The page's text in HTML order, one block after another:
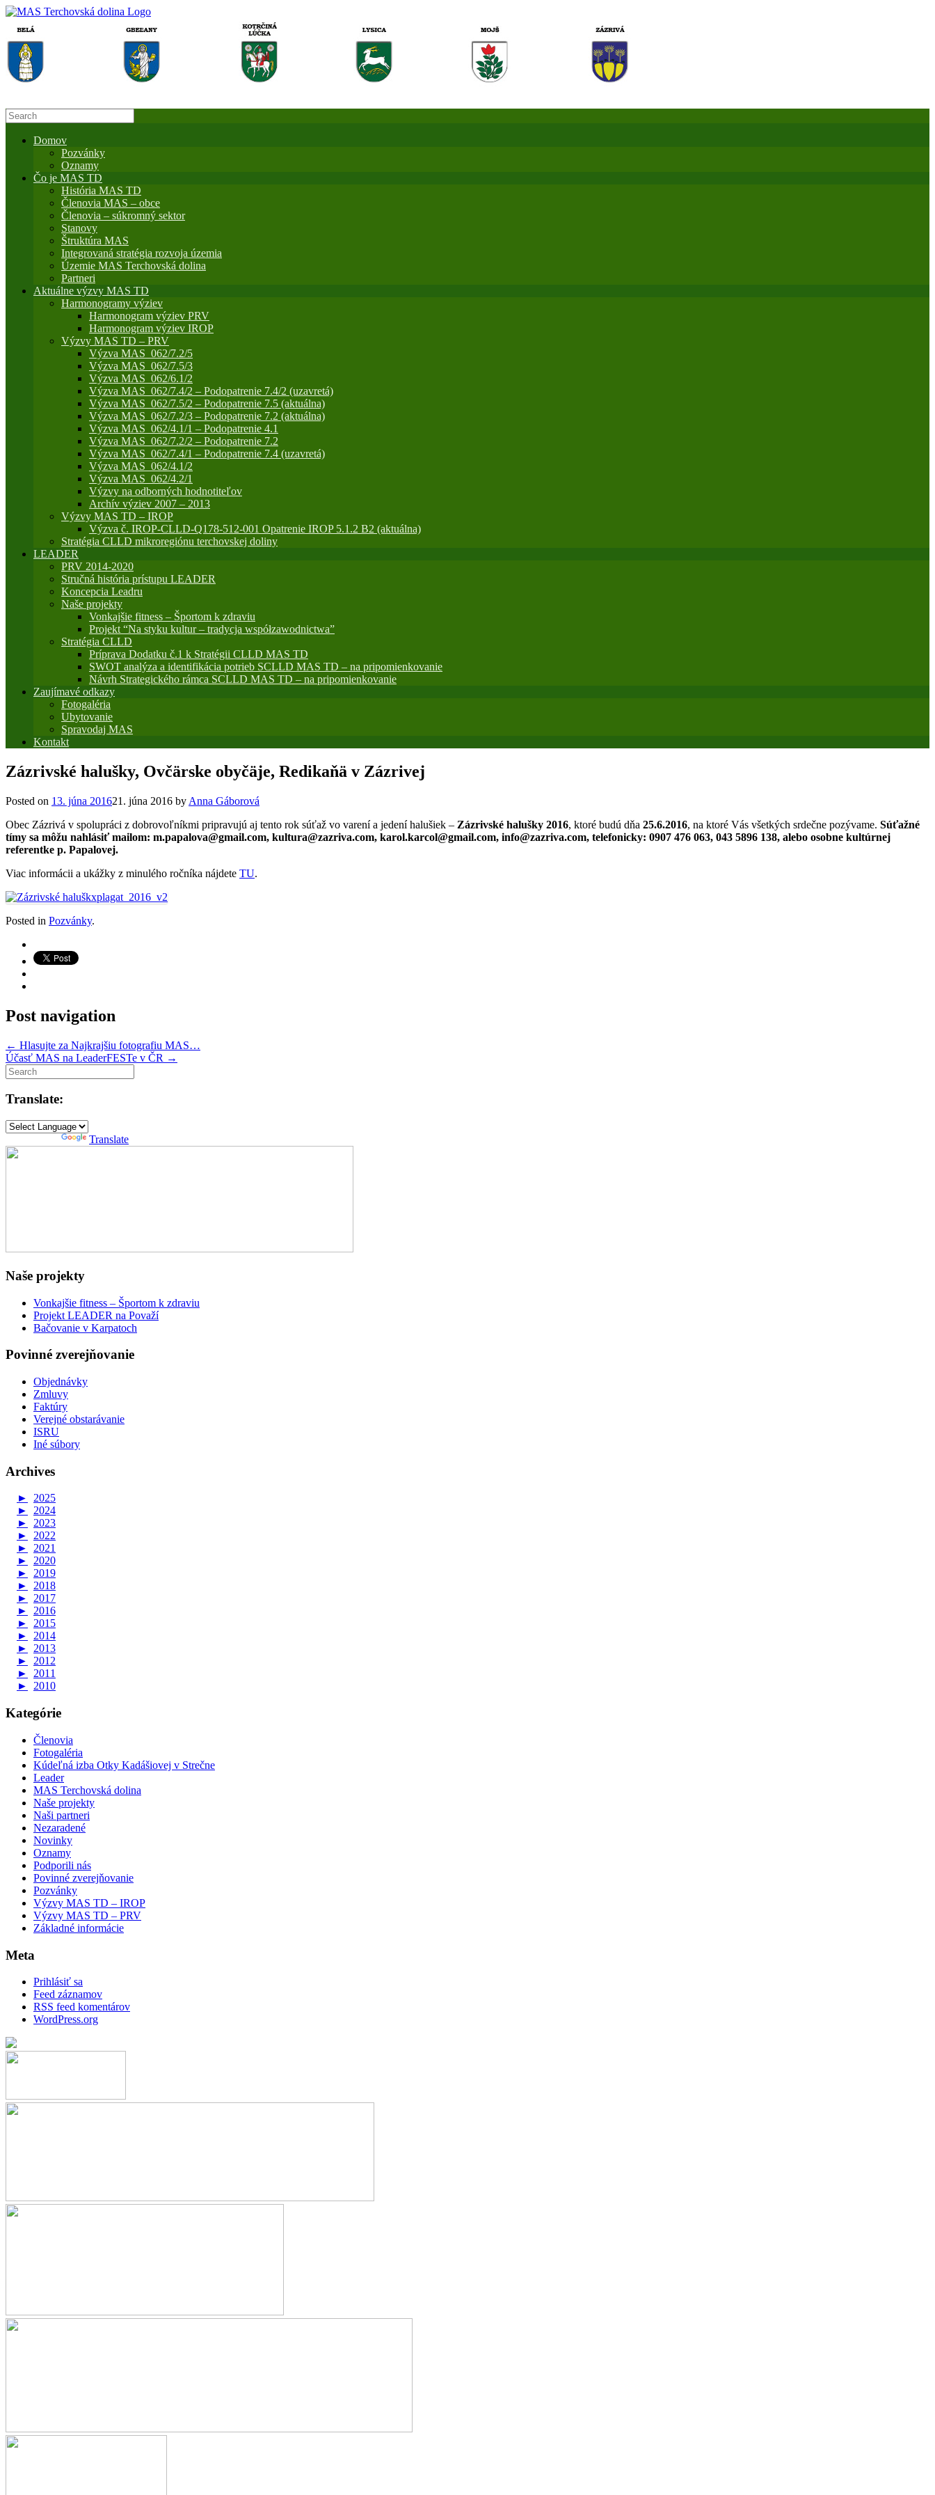
Domov
Pozvánky
Oznamy
Čo je MAS TD
História MAS TD
Členovia MAS – obce
Členovia – súkromný sektor
Stanovy
Štruktúra MAS
Integrovaná stratégia rozvoja územia
Územie MAS Terchovská dolina
Partneri
Aktuálne výzvy MAS TD
Harmonogramy výziev
Harmonogram výziev PRV
Harmonogram výziev IROP
Výzvy MAS TD – PRV
Výzva MAS_062/7.2/5
Výzva MAS_062/7.5/3
Výzva MAS_062/6.1/2
Výzva MAS_062/7.4/2 – Podopatrenie 7.4/2 (uzavretá)
Výzva MAS_062/7.5/2 – Podopatrenie 7.5 (aktuálna)
Výzva MAS_062/7.2/3 – Podopatrenie 7.2 (aktuálna)
Výzva MAS_062/4.1/1 – Podopatrenie 4.1
Výzva MAS_062/7.2/2 – Podopatrenie 7.2
Výzva MAS_062/7.4/1 – Podopatrenie 7.4 (uzavretá)
Výzva MAS_062/4.1/2
Výzva MAS_062/4.2/1
Výzvy na odborných hodnotiteľov
Archív výziev 2007 – 2013
Výzvy MAS TD – IROP
Výzva č. IROP-CLLD-Q178-512-001 Opatrenie IROP 5.1.2 B2 (aktuálna)
Stratégia CLLD mikroregiónu terchovskej doliny
LEADER
PRV 2014-2020
Stručná história prístupu LEADER
Koncepcia Leadru
Naše projekty
Vonkajšie fitness – Športom k zdraviu
Projekt “Na styku kultur – tradycja współzawodnictwa”
Stratégia CLLD
Príprava Dodatku č.1 k Stratégii CLLD MAS TD
SWOT analýza a identifikácia potrieb SCLLD MAS TD – na pripomienkovanie
Návrh Strategického rámca SCLLD MAS TD – na pripomienkovanie
Zaujímavé odkazy
Fotogaléria
Ubytovanie
Spravodaj MAS
Kontakt
Zázrivské halušky, Ovčärske obyčäje, Redikaňä v Zázrivej
Posted on 13. júna 201621. júna 2016 by Anna Gáborová
Obec Zázrivá v spolupráci z dobrovoľníkmi pripravujú aj tento rok súťaž vo varení a jedení halušiek – Zázrivské halušky 2016, ktoré budú dňa 25.6.2016, na ktoré Vás všetkých srdečne pozývame. Súťažné
tímy sa môžu nahlásiť mailom: m.papalova@gmail.com, kultura@zazriva.com, karol.karcol@gmail.com, info@zazriva.com, telefonicky: 0907 476 063, 043 5896 138, alebo osobne kultúrnej
referentke p. Papalovej.
Viac informácii a ukážky z minulého ročníka nájdete TU.
Posted in Pozvánky.
Post navigation
← Hlasujte za Najkrajšiu fotografiu MAS…
Účasť MAS na LeaderFESTe v ČR →
Translate:
Translate
Naše projekty
Vonkajšie fitness – Športom k zdraviu
Projekt LEADER na Považí
Bačovanie v Karpatoch
Povinné zverejňovanie
Objednávky
Zmluvy
Faktúry
Verejné obstarávanie
ISRU
Iné súbory
Archives
►
2025
►
2024
►
2023
►
2022
►
2021
►
2020
►
2019
►
2018
►
2017
►
2016
►
2015
►
2014
►
2013
►
2012
►
2011
►
2010
Kategórie
Členovia
Fotogaléria
Kúdeľná izba Otky Kadášiovej v Strečne
Leader
MAS Terchovská dolina
Naše projekty
Naši partneri
Nezaradené
Novinky
Oznamy
Podporili nás
Povinné zverejňovanie
Pozvánky
Výzvy MAS TD – IROP
Výzvy MAS TD – PRV
Základné informácie
Meta
Prihlásiť sa
Feed záznamov
RSS feed komentárov
WordPress.org